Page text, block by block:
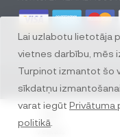
Lai uzlabotu lietotāja
vietnes darbību, mēs
Turpinot izmantot šo
sīkdatņu
varat iegūt Privātuma
politikā